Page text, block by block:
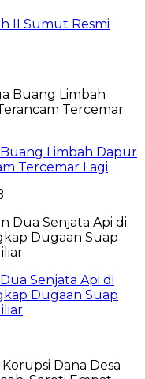
II Sumut Resmi
Limbah Dapur
Tercemar Lagi
Senjata Api di
Dugaan Suap